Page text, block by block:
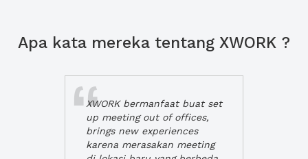
Apa kata mereka tentang XWORK ?
XWORK bermanfaat buat set
up meeting out of offices,
brings new experiences
karena merasakan meeting